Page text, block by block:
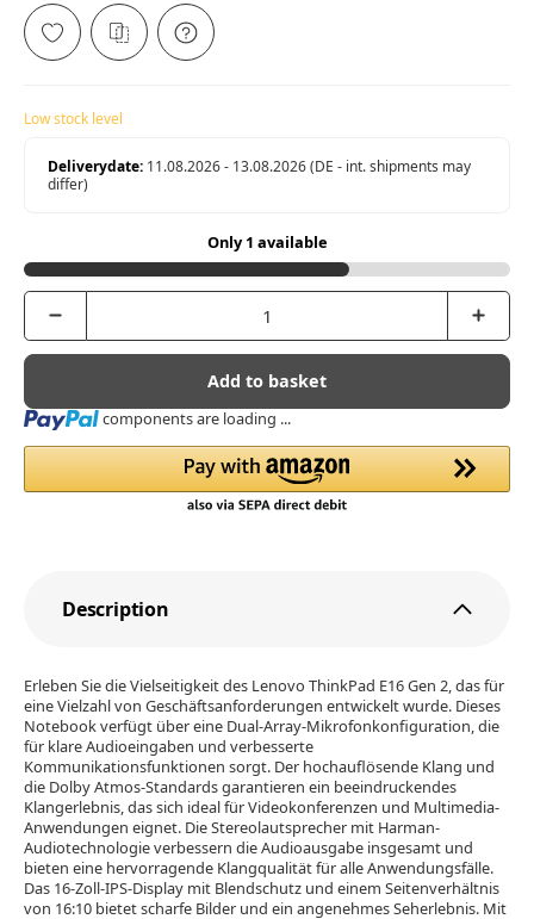
Low stock level
Deliverydate: 11.08.2026 - 13.08.2026(DE - int. shipments may
differ)
Only 1 available
Add to basket
Loading... components are loading ...
Description
Erleben Sie die Vielseitigkeit des Lenovo ThinkPad E16 Gen 2, das für
eine Vielzahl von Geschäftsanforderungen entwickelt wurde. Dieses
Notebook verfügt über eine Dual-Array-Mikrofonkonfiguration, die
für klare Audioeingaben und verbesserte
Kommunikationsfunktionen sorgt. Der hochauflösende Klang und
die Dolby Atmos-Standards garantieren ein beeindruckendes
Klangerlebnis, das sich ideal für Videokonferenzen und Multimedia-
Anwendungen eignet. Die Stereolautsprecher mit Harman-
Audiotechnologie verbessern die Audioausgabe insgesamt und
bieten eine hervorragende Klangqualität für alle Anwendungsfälle.
Das 16-Zoll-IPS-Display mit Blendschutz und einem Seitenverhältnis
von 16:10 bietet scharfe Bilder und ein angenehmes Seherlebnis. Mit